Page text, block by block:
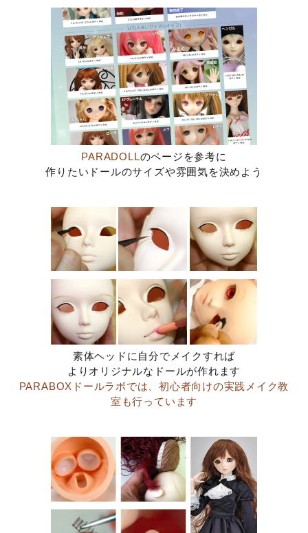
PARADOLLのページを参考に
作りたいドールのサイズや雰囲気を決めよう
素体ヘッドに自分でメイクすれば
よりオリジナルなドールが作れます
PARABOXドールラボでは、初心者向けの実践メイク教
室も行っています